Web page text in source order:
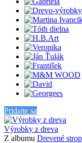
Pridajte sa
Výrobky z dreva
Z albumu Drevené